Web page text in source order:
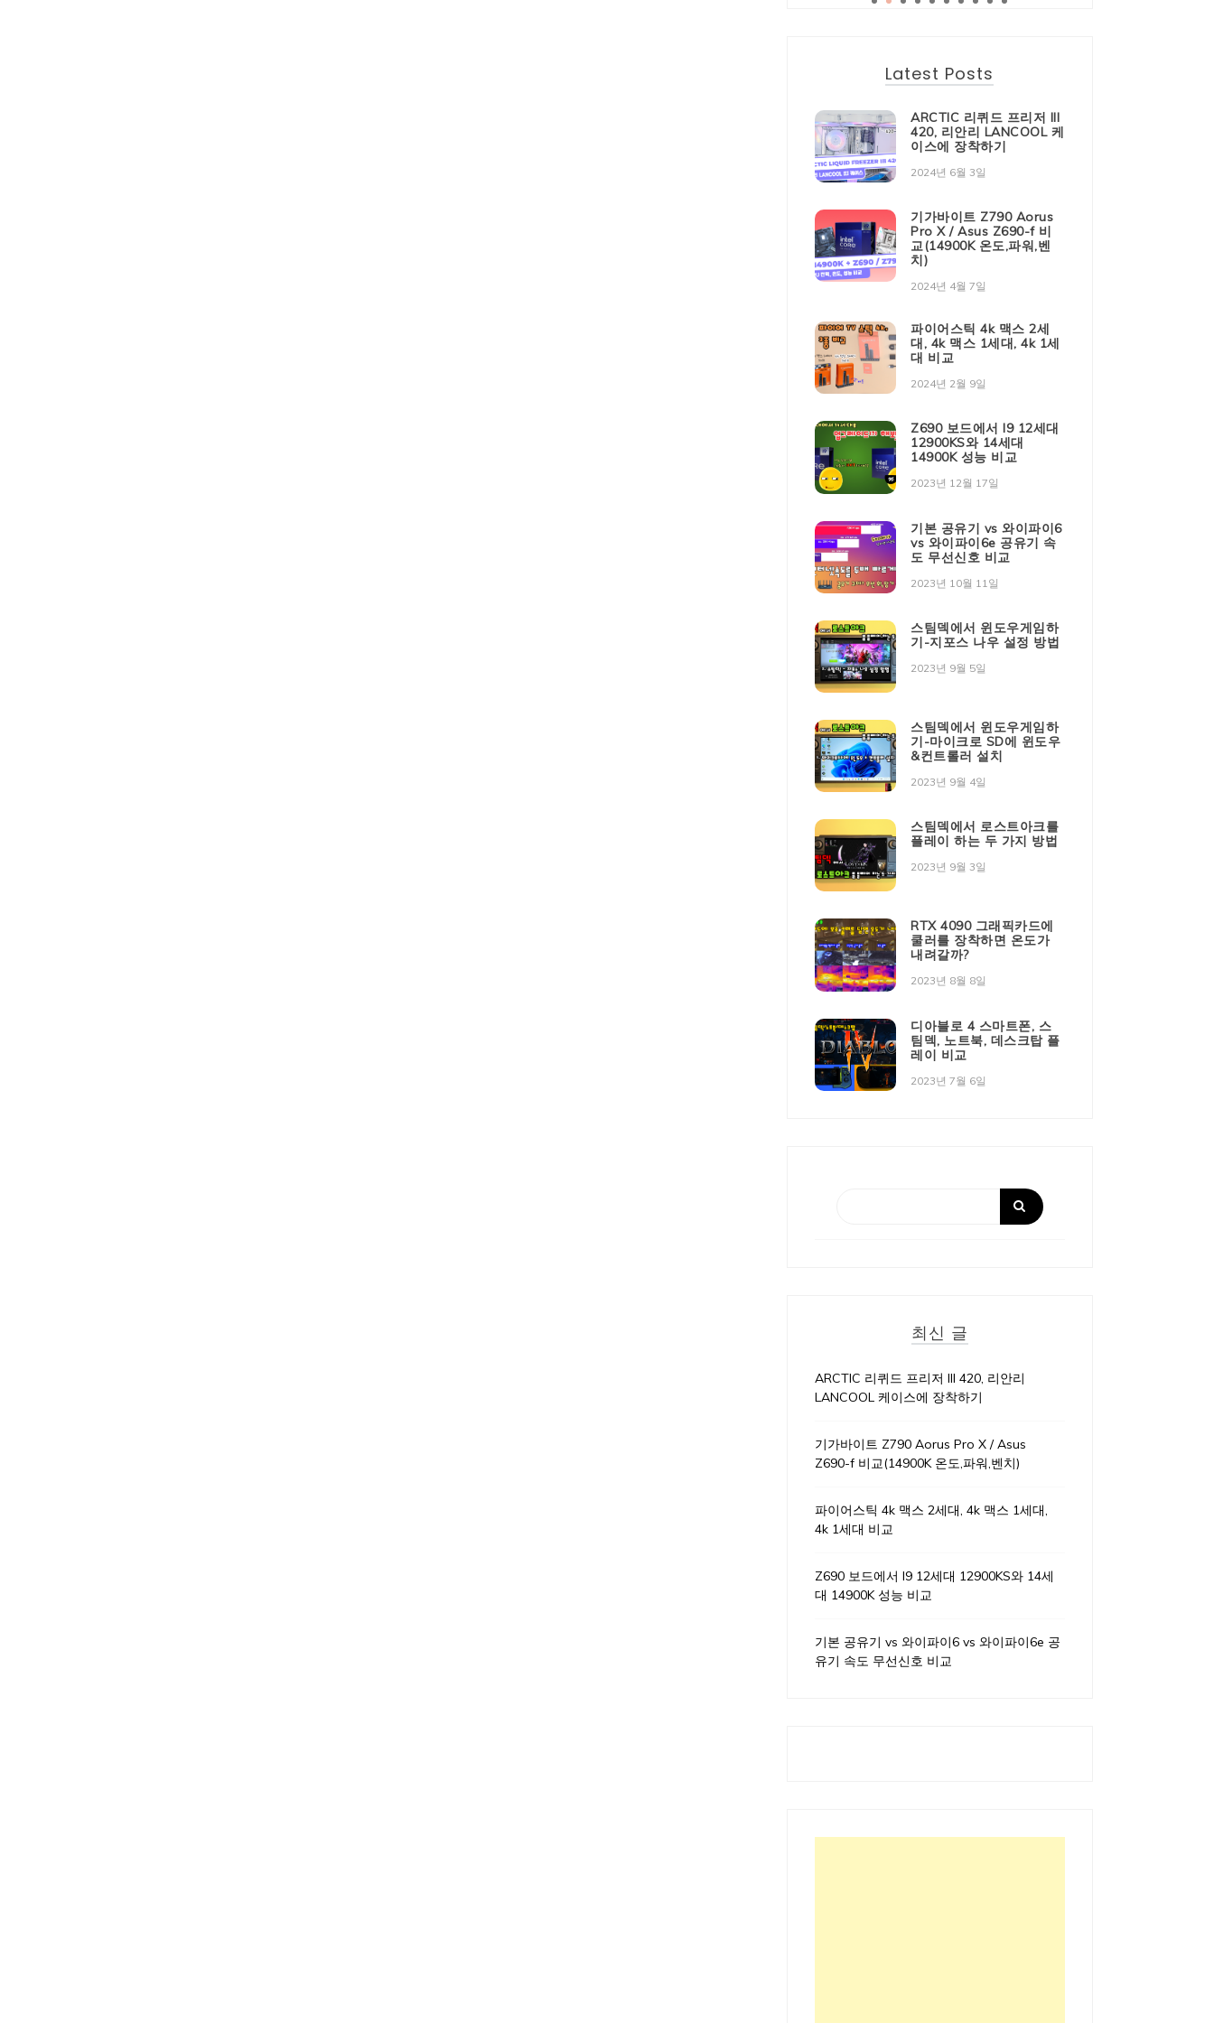
Latest Posts
ARCTIC 리퀴드 프리저 III
420, 리안리 LANCOOL 케
이스에 장착하기
2024년 6월 3일
기가바이트 Z790 Aorus
Pro X / Asus Z690-f 비
교(14900K 온도,파워,벤
치)
2024년 4월 7일
파이어스틱 4k 맥스 2세
대, 4k 맥스 1세대, 4k 1세
대 비교
2024년 2월 9일
Z690 보드에서 I9 12세대
12900KS와 14세대
14900K 성능 비교
2023년 12월 17일
기본 공유기 vs 와이파이6
vs 와이파이6e 공유기 속
도 무선신호 비교
2023년 10월 11일
스팀덱에서 윈도우게임하
기-지포스 나우 설정 방법
2023년 9월 5일
스팀덱에서 윈도우게임하
기-마이크로 SD에 윈도우
&컨트롤러 설치
2023년 9월 4일
스팀덱에서 로스트아크를
플레이 하는 두 가지 방법
2023년 9월 3일
RTX 4090 그래픽카드에
쿨러를 장착하면 온도가
내려갈까?
2023년 8월 8일
디아블로 4 스마트폰, 스
팀덱, 노트북, 데스크탑 플
레이 비교
2023년 7월 6일
최신 글
ARCTIC 리퀴드 프리저 III 420, 리안리
LANCOOL 케이스에 장착하기
기가바이트 Z790 Aorus Pro X / Asus
Z690-f 비교(14900K 온도,파워,벤치)
파이어스틱 4k 맥스 2세대, 4k 맥스 1세대,
4k 1세대 비교
Z690 보드에서 I9 12세대 12900KS와 14세
대 14900K 성능 비교
기본 공유기 vs 와이파이6 vs 와이파이6e 공
유기 속도 무선신호 비교